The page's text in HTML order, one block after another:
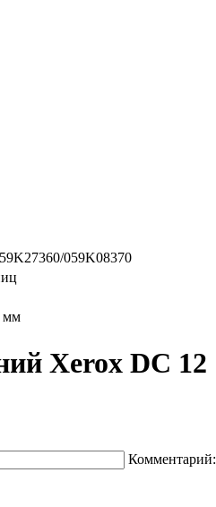
059K08370
мм
Xerox DC 12
Комментарий: